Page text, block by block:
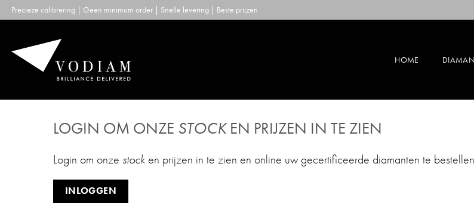
Skip
to
Precieze calibrering | Geen minimum order | Snelle levering | Beste prijzen
HOME
LOGIN OM ONZE STOCKEN PRIJZEN IN TE ZIEN
Login om onze stock en prijzen in te zien en online uw gecertificeerde diamanten te
INLOGGEN